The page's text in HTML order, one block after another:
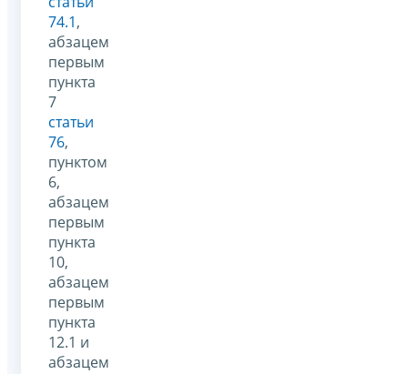
74.1,
абзацем
первым
пункта
7
статьи
76,
пунктом
6,
абзацем
первым
пункта
10,
абзацем
первым
пункта
12.1 и
абзацем